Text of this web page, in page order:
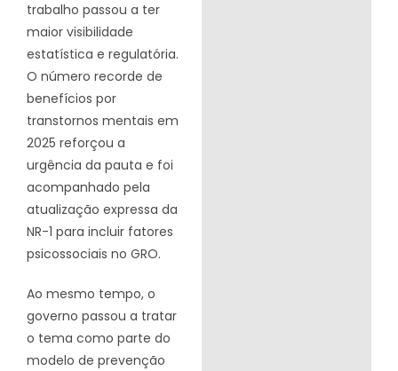
trabalho passou a ter
maior visibilidade
estatística e regulatória.
O número recorde de
benefícios por
transtornos mentais em
2025 reforçou a
urgência da pauta e foi
acompanhado pela
atualização expressa da
NR-1 para incluir fatores
psicossociais no GRO.
Ao mesmo tempo, o
governo passou a tratar
o tema como parte do
modelo de prevenção